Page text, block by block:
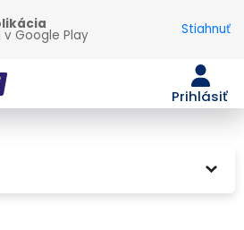
vGoogle Play Stiahnuť
Prihlásiť